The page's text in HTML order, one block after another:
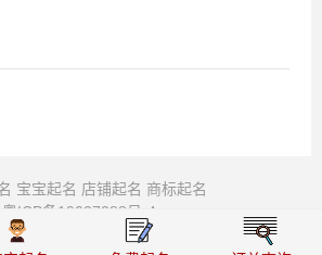
宝宝起名 店铺起名 商标起名
粤ICP备19027288号-4
-宝宝起名-八字取名 2008-2026 版权所有